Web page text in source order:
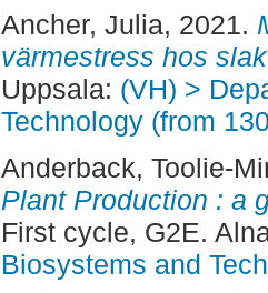
Ancher, Julia, 2021.
värmestress hos
Uppsala: (VH) >
Technology (from
Anderback, Toolie-
Plant Production : a
First cycle, G2E.
Biosystems and